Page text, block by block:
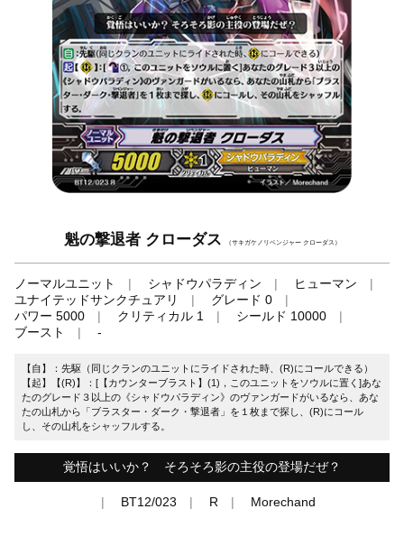
魁の撃退者 クローダス （サキガケノリベンジャー クローダス）
ノーマルユニット シャドウパラディン
ヒューマン
ユナイテッドサンクチュアリ
グレード 0
パワー 5000
クリティカル 1
シールド 10000
ブースト
-
【自】：先駆（同じクランのユニットにライドされた時、(R)にコールできる）
【起】【(R)】：[【カウンターブラスト】(1)，このユニットをソウルに置く]あな
たのグレード３以上の《シャドウパラディン》のヴァンガードがいるなら、あな
たの山札から「ブラスター・ダーク・撃退者」を１枚まで探し、(R)にコール
し、その山札をシャッフルする。
覚悟はいいか？ そろそろ影の主役の登場だぜ？
BT12/023 R Morechand